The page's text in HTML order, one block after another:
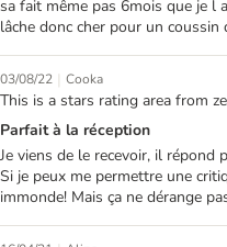
sa fait même pas 6mois que je l
lâche donc cher pour un
03/08/22 | Cooka
This is a stars rating area from
Parfait à la réception
Je viens de le recevoir, il répond
Si je peux me permettre une
immonde! Mais ça ne dérange